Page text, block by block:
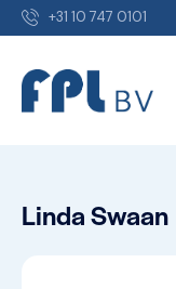
+31 10 747 0101
Linda Swaan